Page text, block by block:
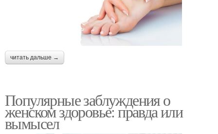
читать дальше →
Популярные заблуждения о
женском здоровье: правда или
вымысел